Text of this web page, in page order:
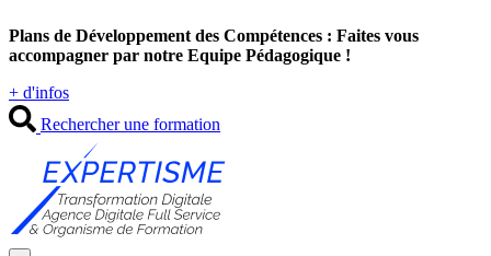
au
contenu
Plans de Développement des Compétences : Faites vous
accompagner par notre Equipe Pédagogique !
+ d'infos
Rechercher une formation